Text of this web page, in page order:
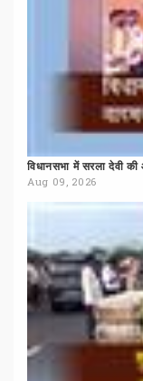
विधानसभा में सरला देवी की
Aug 09, 2026